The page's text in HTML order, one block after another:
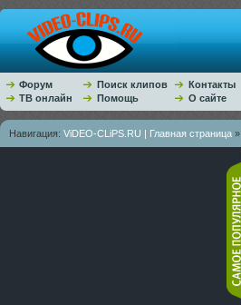
Форум Поиск клипов
Контакты
ТВ онлайн
Помощь О сайте
Навигация: ViDEO-CLiPS.RU | Главная страница »